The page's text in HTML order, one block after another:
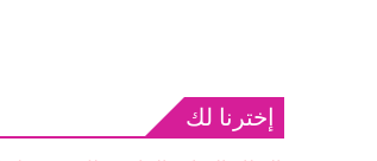
إخترنا لك